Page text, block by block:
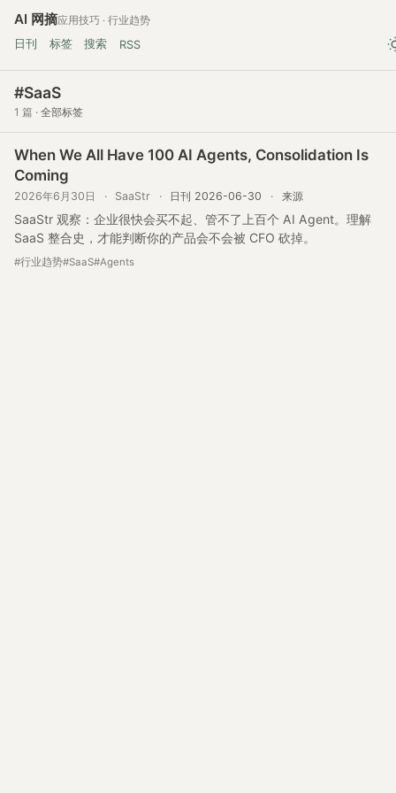
AI 网摘应用技巧 · 行业趋势
日刊 标签 搜索 RSS
#SaaS
1 篇 · 全部标签
When We All Have 100 AI Agents, Consolidation Is
Coming
2026年6月30日 · SaaStr · 日刊 2026-06-30 · 来源
SaaStr 观察：企业很快会买不起、管不了上百个 AI Agent。理解
SaaS 整合史，才能判断你的产品会不会被 CFO 砍掉。
#行业趋势#SaaS#Agents